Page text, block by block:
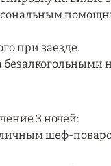
при заезде.
3 ночей:
шеф-